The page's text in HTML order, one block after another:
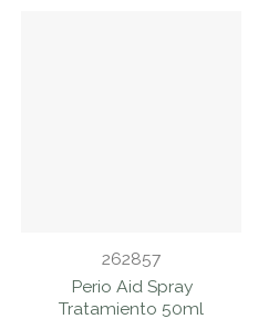
262857
Perio Aid Spray
Tratamiento 50ml